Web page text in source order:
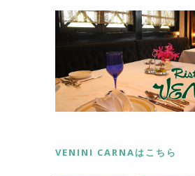
k
VENINI CARNAはこちら